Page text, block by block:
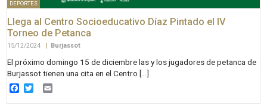
DEPORTES
Llega al Centro Socioeducativo Díaz Pintado el IV
Torneo de Petanca
15/12/2024 | Burjassot
El próximo domingo 15 de diciembre las y los jugadores de petanca de
Burjassot tienen una cita en el Centro […]
Facebook
Twitter